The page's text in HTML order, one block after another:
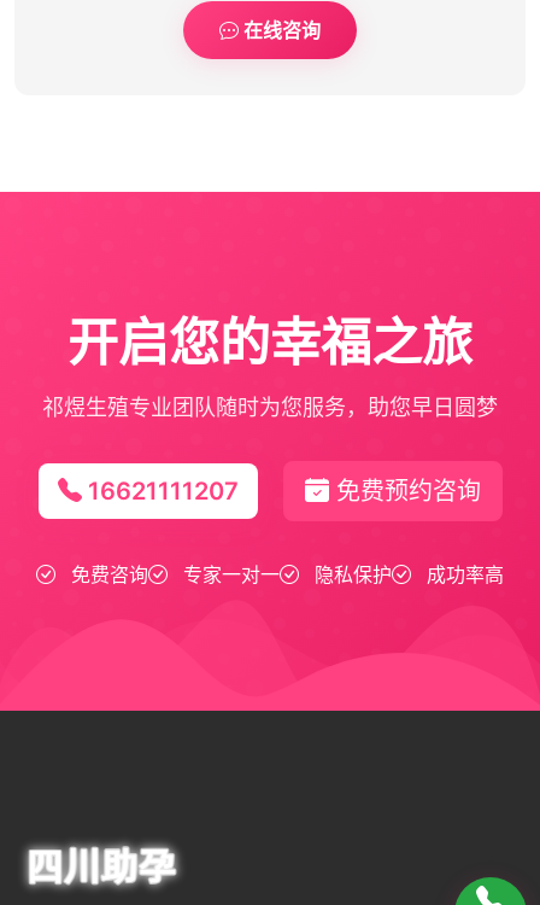
在线咨询
开启您的幸福之旅
祁煜生殖专业团队随时为您服务，助您早日圆梦
16621111207 免费预约咨询
免费咨询 专家一对一 隐私保护 成功率高